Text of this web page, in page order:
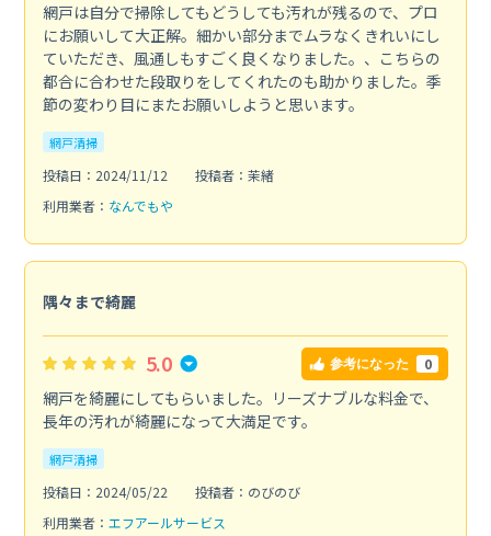
網戸は自分で掃除してもどうしても汚れが残るので、プロ
にお願いして大正解。細かい部分までムラなくきれいにし
ていただき、風通しもすごく良くなりました。、こちらの
都合に合わせた段取りをしてくれたのも助かりました。季
節の変わり目にまたお願いしようと思います。
網戸清掃
投稿日：2024/11/12
投稿者：茉緒
利用業者： なんでもや
隅々まで綺麗
5.0 参考になった 0
網戸を綺麗にしてもらいました。リーズナブルな料金で、
長年の汚れが綺麗になって大満足です。
網戸清掃
投稿日：2024/05/22
投稿者：のびのび
利用業者： エフアールサービス